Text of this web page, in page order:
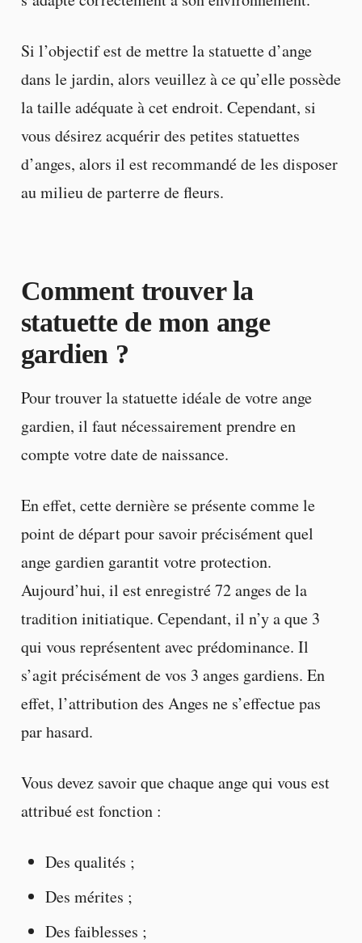
Si l’objectif est de mettre la statuette d’ange
dans le jardin, alors veuillez à ce qu’elle possède
la taille adéquate à cet endroit. Cependant, si
vous désirez acquérir des petites statuettes
d’anges, alors il est recommandé de les disposer
au milieu de parterre de fleurs.
Comment trouver la
statuette de mon ange
gardien ?
Pour trouver la statuette idéale de votre ange
gardien, il faut nécessairement prendre en
compte votre date de naissance.
En effet, cette dernière se présente comme le
point de départ pour savoir précisément quel
ange gardien garantit votre protection.
Aujourd’hui, il est enregistré 72 anges de la
tradition initiatique. Cependant, il n’y a que 3
qui vous représentent avec prédominance. Il
s’agit précisément de vos 3 anges gardiens. En
effet, l’attribution des Anges ne s’effectue pas
par hasard.
Vous devez savoir que chaque ange qui vous est
attribué est fonction :
Des qualités ;
Des mérites ;
Des faiblesses ;